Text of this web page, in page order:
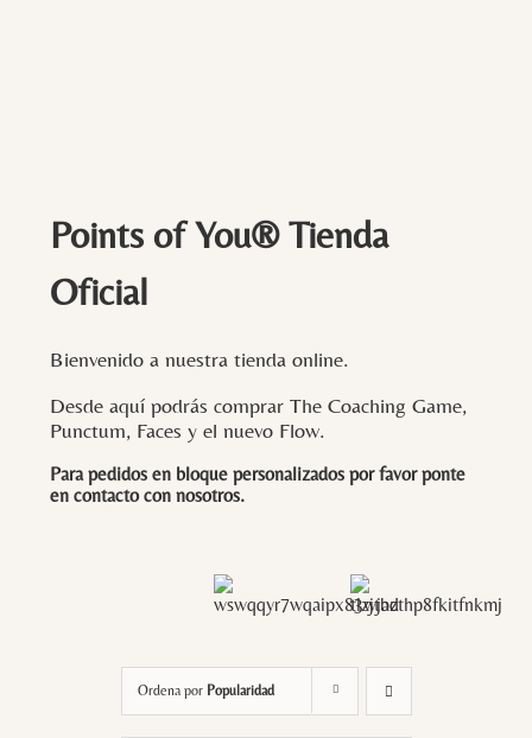
Points of You® Tienda
Oficial
Bienvenido a nuestra tienda online.
Desde aquí podrás comprar The Coaching Game,
Punctum, Faces y el nuevo Flow.
Para pedidos en bloque personalizados por favor ponte
en contacto con nosotros.
Ordena por Popularidad